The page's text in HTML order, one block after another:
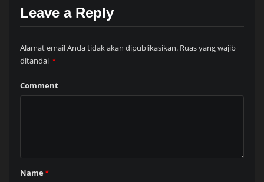
Leave a Reply
Alamat email Anda tidak akan dipublikasikan. Ruas yang wajib
ditandai *
Comment
Name*